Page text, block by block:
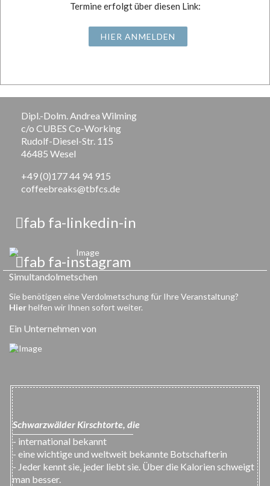
Termine erfolgt über diesen Link:
HIER ANMELDEN
Dipl.-Dolm. Andrea Wilming
c/o CUBES Co-Working
Rudolf-Diesel-Str. 115
46485 Wesel
+49 (0)177 44 94 915
coffeebreaks@tbfcs.de
fab fa-linkedin-in
fab fa-instagram
Simultandolmetschen
Sie benötigen eine Verdolmetschung für Ihre Veranstaltung?
Hierhelfen wir Ihnen sofort weiter.
Ein Unternehmen von
Schwarzwälder Kirschtorte, die
- international bekannt
- eine wichtige und weltweit bekannte Botschafterin
- Jeder kennt sie, jeder liebt sie. Über die Kalorien schweigt
man besser.